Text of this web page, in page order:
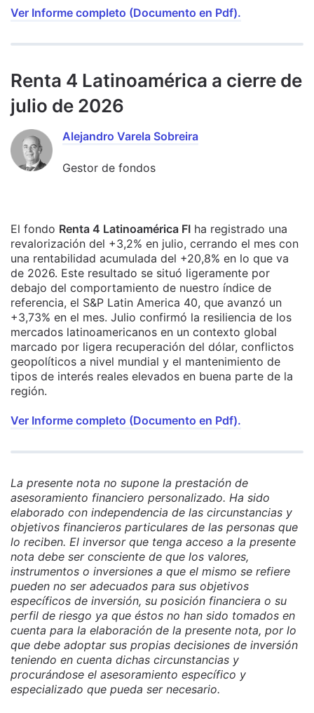
Ver Informe completo (Documento en Pdf).
Renta 4 Latinoamérica a cierre de
julio de 2026
Alejandro Varela Sobreira
Gestor de fondos
El fondo Renta 4 Latinoamérica FI ha registrado una
revalorización del +3,2% en julio, cerrando el mes con
una rentabilidad acumulada del +20,8% en lo que va
de 2026. Este resultado se situó ligeramente por
debajo del comportamiento de nuestro índice de
referencia, el S&P Latin America 40, que avanzó un
+3,73% en el mes. Julio confirmó la resiliencia de los
mercados latinoamericanos en un contexto global
marcado por ligera recuperación del dólar, conflictos
geopolíticos a nivel mundial y el mantenimiento de
tipos de interés reales elevados en buena parte de la
región.
Ver Informe completo (Documento en Pdf).
La presente nota no supone la prestación de
asesoramiento financiero personalizado. Ha sido
elaborado con independencia de las circunstancias y
objetivos financieros particulares de las personas que
lo reciben. El inversor que tenga acceso a la presente
nota debe ser consciente de que los valores,
instrumentos o inversiones a que el mismo se refiere
pueden no ser adecuados para sus objetivos
específicos de inversión, su posición financiera o su
perfil de riesgo ya que éstos no han sido tomados en
cuenta para la elaboración de la presente nota, por lo
que debe adoptar sus propias decisiones de inversión
teniendo en cuenta dichas circunstancias y
procurándose el asesoramiento específico y
especializado que pueda ser necesario.